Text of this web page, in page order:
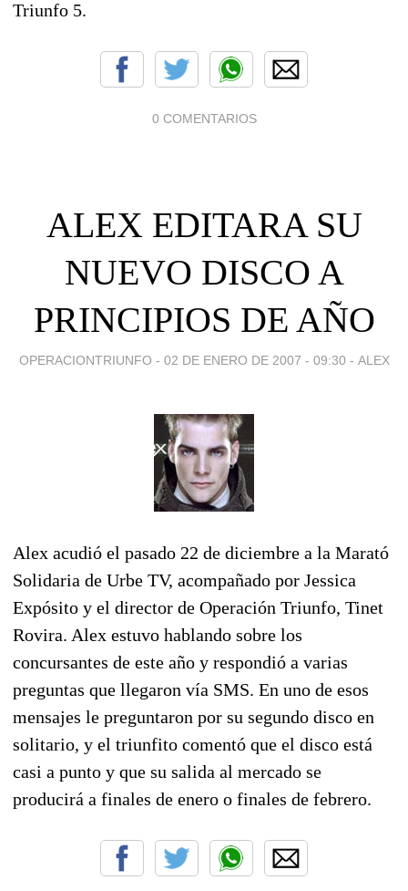
Triunfo 5.
0 COMENTARIOS
ALEX EDITARA SU
NUEVO DISCO A
PRINCIPIOS DE AÑO
OPERACIONTRIUNFO - 02 DE ENERO DE 2007 - 09:30 - ALEX
Alex acudió el pasado 22 de diciembre a la Marató
Solidaria de Urbe TV, acompañado por Jessica
Expósito y el director de Operación Triunfo, Tinet
Rovira. Alex estuvo hablando sobre los
concursantes de este año y respondió a varias
preguntas que llegaron vía SMS. En uno de esos
mensajes le preguntaron por su segundo disco en
solitario, y el triunfito comentó que el disco está
casi a punto y que su salida al mercado se
producirá a finales de enero o finales de febrero.